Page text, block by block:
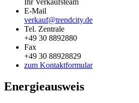
Ihr Verkaufsteam
E-Mail
verkauf@trendcity.de
Tel. Zentrale
+49 30 8892880
Fax
+49 30 88928829
zum Kontaktformular
Energieausweis